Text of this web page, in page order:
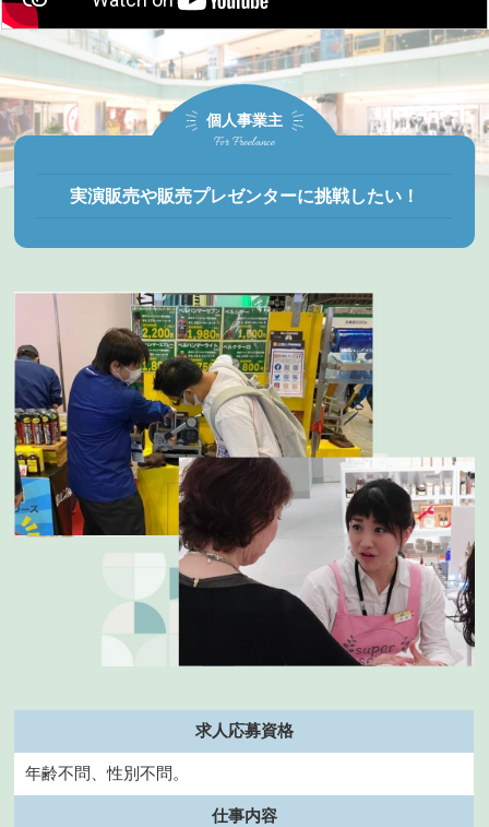
個人事業主
For Freelance
実演販売や販売プレゼンターに挑戦したい！
求人応募資格
年齢不問、性別不問。
仕事内容